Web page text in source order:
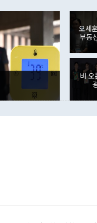
이 9월 러시아 블
며 "정부 차원에
은 "그것은 외교
잘랐다. 정 장관
않았다는 점에서
사합의 복원, 4자
권이라는 지적이
뒤 "여기 업무보
부의 한 소식통
를 거쳐 결정된 사
련 부처 장관이 정
하고 대통령의 면
이나 미국은 북한
였던 올해 3월
인의 해외투자가
각각 증가했다.
국인의 국내 주
감소하며 전월(-
경신했다. 외국인
분기 말 만기도래
다. 내국인의 해
다.
오세
부동
비 오